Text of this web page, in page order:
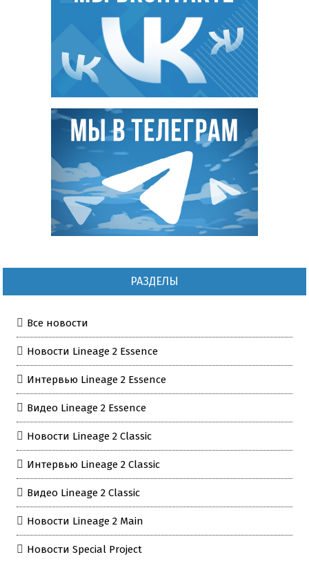
РАЗДЕЛЫ
Все новости
Новости Lineage 2 Essence
Интервью Lineage 2 Essence
Видео Lineage 2 Essence
Новости Lineage 2 Classic
Интервью Lineage 2 Classic
Видео Lineage 2 Classic
Новости Lineage 2 Main
Новости Special Project